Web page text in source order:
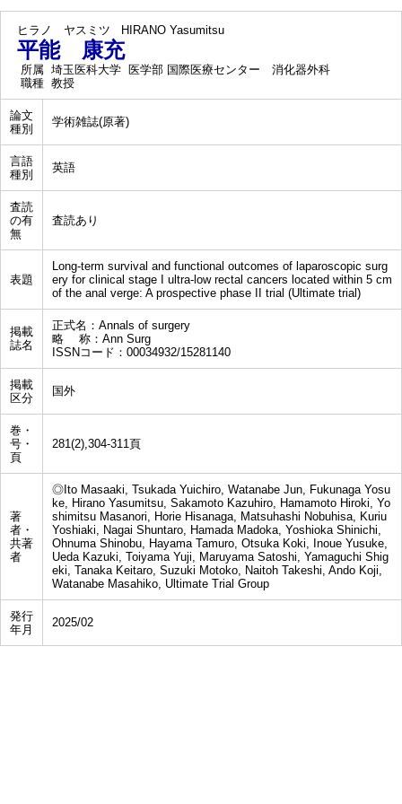
ヒラノ ヤスミツ HIRANO Yasumitsu
平能 康充
所属 埼玉医科大学 医学部 国際医療センター 消化器外科
職種 教授
論文
種別
学術雑誌(原著)
言語
種別
英語
査読
の有
無
査読あり
表題
Long-term survival and functional outcomes of laparoscopic surg
ery for clinical stage I ultra-low rectal cancers located within 5 cm
of the anal verge: A prospective phase II trial (Ultimate trial)
掲載
誌名
正式名：Annals of surgery
略 称：Ann Surg
ISSNコード：00034932/15281140
掲載
区分
国外
巻・
号・
頁
281(2),304-311頁
著
者・
共著
者
◎Ito Masaaki, Tsukada Yuichiro, Watanabe Jun, Fukunaga Yosu
ke, Hirano Yasumitsu, Sakamoto Kazuhiro, Hamamoto Hiroki, Yo
shimitsu Masanori, Horie Hisanaga, Matsuhashi Nobuhisa, Kuriu
Yoshiaki, Nagai Shuntaro, Hamada Madoka, Yoshioka Shinichi,
Ohnuma Shinobu, Hayama Tamuro, Otsuka Koki, Inoue Yusuke,
Ueda Kazuki, Toiyama Yuji, Maruyama Satoshi, Yamaguchi Shig
eki, Tanaka Keitaro, Suzuki Motoko, Naitoh Takeshi, Ando Koji,
Watanabe Masahiko, Ultimate Trial Group
発行
年月
2025/02